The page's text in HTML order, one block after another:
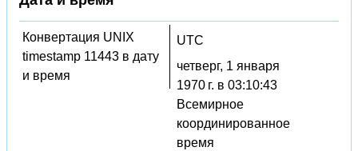
Конвертация UNIX
timestamp 11443 в дату
и время
UTC
четверг, 1 января
1970 г. в 03:10:43
Всемирное
координированное
время